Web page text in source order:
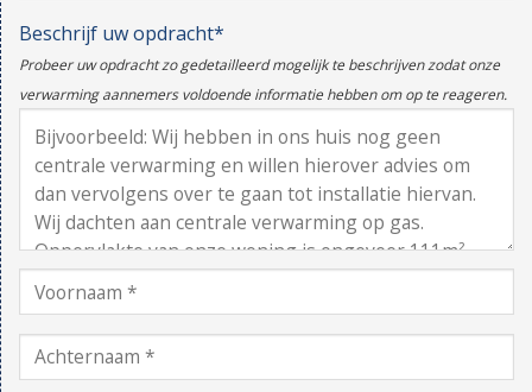
Beschrijf uw opdracht*
Probeer uw opdracht zo gedetailleerd mogelijk te beschrijven zodat onze
verwarming aannemers voldoende informatie hebben om op te reageren.